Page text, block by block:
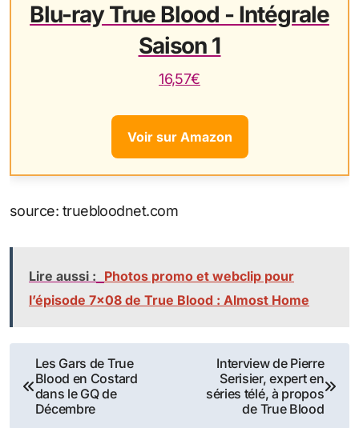
Blu-ray True Blood - Intégrale
Saison 1
16,57€
Voir sur Amazon
source: truebloodnet.com
Lire aussi : Photos promo et webclip pour
l’épisode 7×08 de True Blood : Almost Home
Navigation
de
Les Gars de True
Blood en Costard
dans le GQ de
Décembre
Interview de Pierre
Serisier, expert en
séries télé, à propos
de True Blood